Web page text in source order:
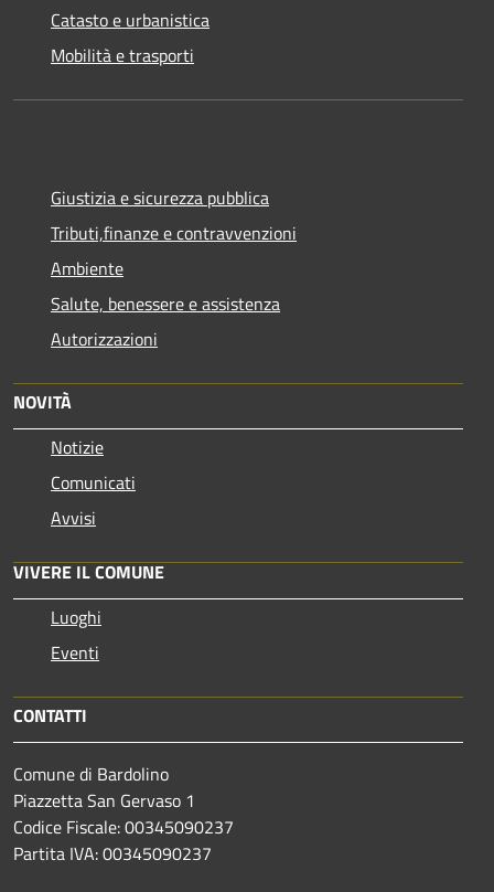
Catasto e urbanistica
Mobilità e trasporti
Giustizia e sicurezza pubblica
Tributi,finanze e contravvenzioni
Ambiente
Salute, benessere e assistenza
Autorizzazioni
NOVITÀ
Notizie
Comunicati
Avvisi
VIVERE IL COMUNE
Luoghi
Eventi
CONTATTI
Comune di Bardolino
Piazzetta San Gervaso 1
Codice Fiscale: 00345090237
Partita IVA: 00345090237